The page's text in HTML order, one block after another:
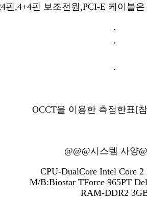
핀,4+4핀 보조전원,PCI-E 케이블
OCCT을 이용한 측정한표[
@@@시스템 사양
CPU-DualCore Intel Core 2
M/B:Biostar TForce 965PT
RAM-DDR2